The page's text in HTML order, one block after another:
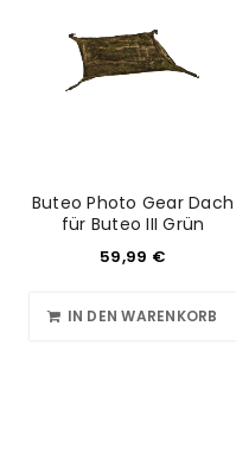
Buteo Photo Gear Dach
für Buteo III Grün
59,99 €
IN DEN WARENKORB